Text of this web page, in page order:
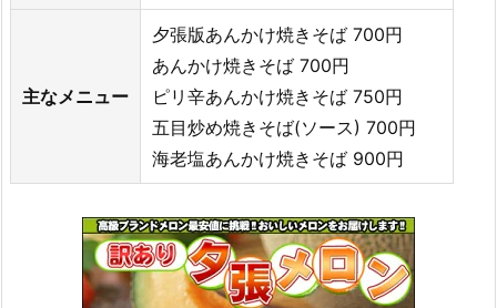
主なメニュー
夕張版あんかけ焼きそば 700円
あんかけ焼きそば 700円
ピリ辛あんかけ焼きそば 750円
五目炒め焼きそば(ソース) 700円
海老塩あんかけ焼きそば 900円